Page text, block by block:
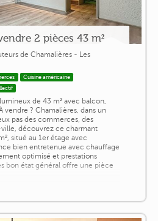
2 pièces 43 m²
de Chamalières - Les
Cuisine américaine
de 43 m² avec balcon,
vendre ? Chamalières, dans un
pas des commerces, des
découvrez ce charmant
situé au 1er étage avec
bien entretenue avec chauffage
optimisé et prestations
bon état général offre une pièce